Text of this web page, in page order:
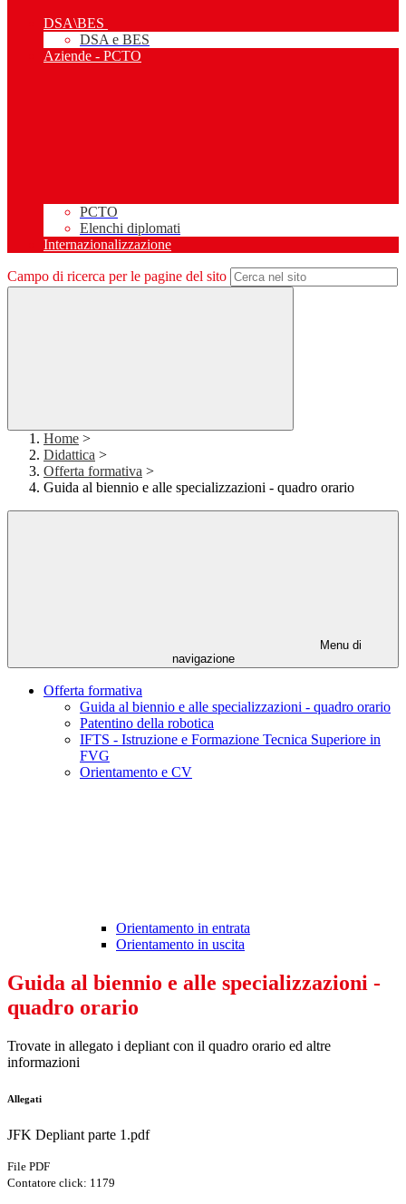
DSA\BES
DSA e BES
Aziende - PCTO
PCTO
Elenchi diplomati
Internazionalizzazione
Campo di ricerca per le pagine del sito
Home >
Didattica >
Offerta formativa >
Guida al biennio e alle specializzazioni - quadro orario
Menu di
navigazione
Offerta formativa
Guida al biennio e alle specializzazioni - quadro orario
Patentino della robotica
IFTS - Istruzione e Formazione Tecnica Superiore in
FVG
Orientamento e CV
Orientamento in entrata
Orientamento in uscita
Guida al biennio e alle specializzazioni -
quadro orario
Trovate in allegato i depliant con il quadro orario ed altre
informazioni
Allegati
JFK Depliant parte 1.pdf
File PDF
Contatore click: 1179